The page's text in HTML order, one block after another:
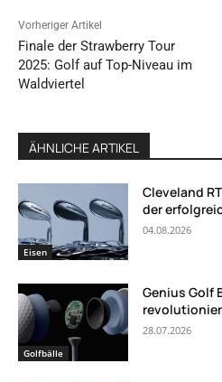
Vorheriger Artikel
Finale der Strawberry Tour
2025: Golf auf Top-Niveau im
Waldviertel
ÄHNLICHE ARTIKEL
Eisen
Cleveland
der
04.08.2026
Golfbälle
Genius Golf
28.07.2026